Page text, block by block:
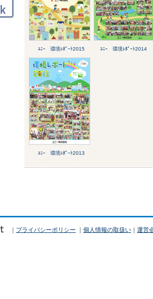
ﾕﾆｰ 環境ﾚﾎﾟｰﾄ2015 ﾕﾆｰ 環境ﾚﾎﾟｰﾄ2014
ﾕﾆｰ 環境ﾚﾎﾟｰﾄ2013
｜ プライバシーポリシー ｜ 個人情報の取扱い ｜ 運営